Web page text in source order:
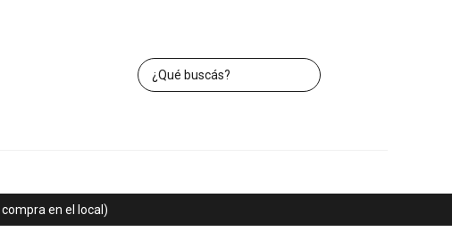
en el local)